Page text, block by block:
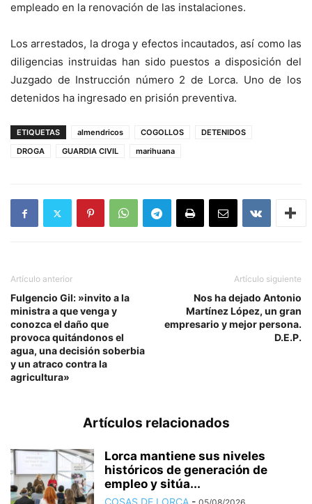
empleado en la renovación de las instalaciones.
Los arrestados, la droga y efectos incautados, así como las
diligencias instruidas han sido puestos a disposición del
Juzgado de Instrucción número 2 de Lorca. Uno de los
detenidos ha ingresado en prisión preventiva.
ETIQUETAS almendricos COGOLLOS
DETENIDOS
DROGA
GUARDIA CIVIL marihuana
Artículo anterior
Fulgencio Gil: »invito a la
ministra a que venga y
conozca el daño que
provoca quitándonos el
agua, una decisión soberbia
y un atraco contra la
agricultura»
Artículo siguiente
Nos ha dejado Antonio
Martínez López, un gran
empresario y mejor persona.
D.E.P.
Artículos relacionados
Lorca mantiene sus niveles
históricos de generación de
empleo y sitúa...